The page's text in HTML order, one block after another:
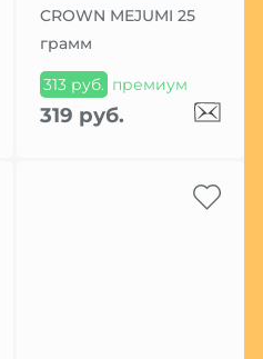
CROWN MEJUMI 25
грамм
313 руб. премиум
319 руб.